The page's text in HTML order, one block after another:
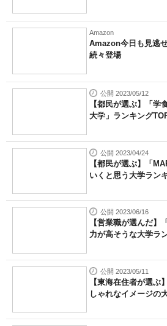
Amazon
Amazon今日も見逃
続々登場
公開 2023/05/12
【都民が選ぶ】「学
大学」ランキング
公開 2023/04/24
【都民が選ぶ】「
いくと思う大学ラン
公開 2023/06/16
【営業職が選んだ】
力が高そうな大学ラ
公開 2023/05/11
【東海在住者が選ぶ
しゃれなイメージの